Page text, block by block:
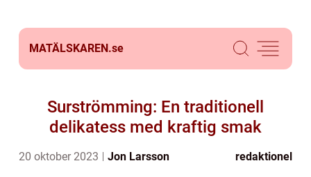
MATÄLSKAREN.se
Surströmming: En traditionell
delikatess med kraftig smak
20 oktober 2023 Jon Larsson redaktionel